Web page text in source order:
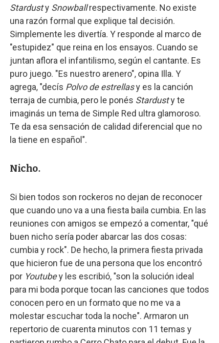
Stardusty Snowballrespectivamente. No existe
una razón formal que explique tal decisión.
Simplemente les divertía. Y responde al marco de
"estupidez" que reina en los ensayos. Cuando se
juntan aflora el infantilismo, según el cantante. Es
puro juego. "Es nuestro arenero", opina Illa. Y
agrega, "decís Polvo de estrellasy es la canción
terraja de cumbia, pero le ponés Stardusty te
imaginás un tema de Simple Red ultra glamoroso.
Te da esa sensación de calidad diferencial que no
la tiene en español".
Nicho.
Si bien todos son rockeros no dejan de reconocer
que cuando uno va a una fiesta baila cumbia. En las
reuniones con amigos se empezó a comentar, "qué
buen nicho sería poder abarcar las dos cosas:
cumbia y rock". De hecho, la primera fiesta privada
que hicieron fue de una persona que los encontró
por Youtubey les escribió, "son la solución ideal
para mi boda porque tocan las canciones que todos
conocen pero en un formato que no me va a
molestar escuchar toda la noche". Armaron un
repertorio de cuarenta minutos con 11 temas y